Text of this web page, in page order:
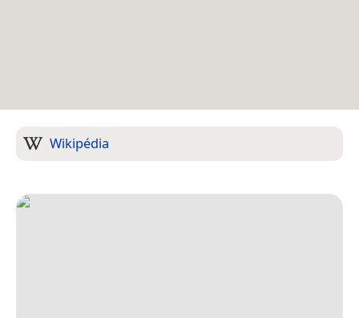
Wikipédia